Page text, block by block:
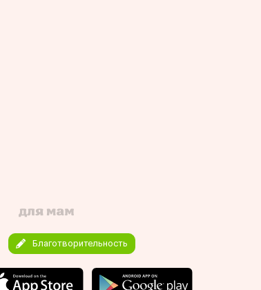
Благотворительность